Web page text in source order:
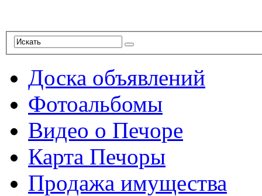
Доска объявлений
Фотоальбомы
Видео о Печоре
Карта Печоры
Продажа имущества